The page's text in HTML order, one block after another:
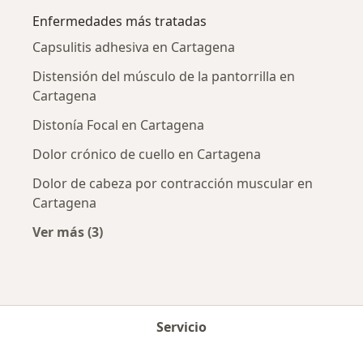
Enfermedades más tratadas
Capsulitis adhesiva en Cartagena
Distensión del músculo de la pantorrilla en
Cartagena
Distonía Focal en Cartagena
Dolor crónico de cuello en Cartagena
Dolor de cabeza por contracción muscular en
Cartagena
Ver más (3)
Servicio